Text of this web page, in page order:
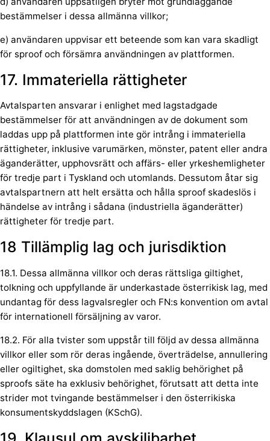
bestämmelser i dessa allmänna villkor;
e) användaren uppvisar ett beteende som kan vara skadligt
för sproof och försämra användningen av plattformen.
17. Immateriella rättigheter
Avtalsparten ansvarar i enlighet med lagstadgade
bestämmelser för att användningen av de dokument som
laddas upp på plattformen inte gör intrång i immateriella
rättigheter, inklusive varumärken, mönster, patent eller andra
äganderätter, upphovsrätt och affärs- eller yrkeshemligheter
för tredje part i Tyskland och utomlands. Dessutom åtar sig
avtalspartnern att helt ersätta och hålla sproof skadeslös i
händelse av intrång i sådana (industriella äganderätter)
rättigheter för tredje part.
18 Tillämplig lag och jurisdiktion
18.1. Dessa allmänna villkor och deras rättsliga giltighet,
tolkning och uppfyllande är underkastade österrikisk lag, med
undantag för dess lagvalsregler och FN:s konvention om avtal
för internationell försäljning av varor.
18.2. För alla tvister som uppstår till följd av dessa allmänna
villkor eller som rör deras ingående, överträdelse, annullering
eller ogiltighet, ska domstolen med saklig behörighet på
sproofs säte ha exklusiv behörighet, förutsatt att detta inte
strider mot tvingande bestämmelser i den österrikiska
konsumentskyddslagen (KSchG).